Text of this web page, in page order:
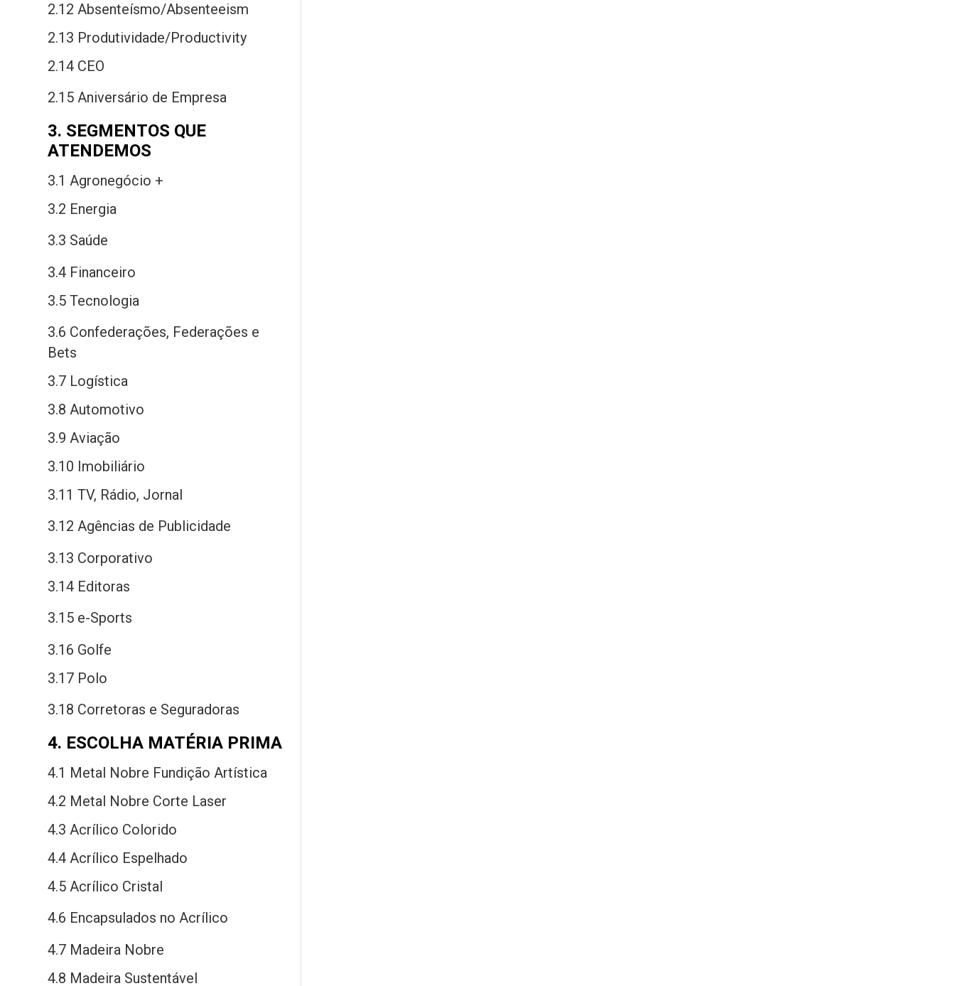
2.12 Absenteísmo/Absenteeism
2.13 Produtividade/Productivity
2.14 CEO
2.15 Aniversário de Empresa
3. SEGMENTOS QUE
ATENDEMOS
3.1 Agronegócio +
3.2 Energia
3.3 Saúde
3.4 Financeiro
3.5 Tecnologia
3.6 Confederações, Federações e
Bets
3.7 Logística
3.8 Automotivo
3.9 Aviação
3.10 Imobiliário
3.11 TV, Rádio, Jornal
3.12 Agências de Publicidade
3.13 Corporativo
3.14 Editoras
3.15 e-Sports
3.16 Golfe
3.17 Polo
3.18 Corretoras e Seguradoras
4. ESCOLHA MATÉRIA PRIMA
4.1 Metal Nobre Fundição Artística
4.2 Metal Nobre Corte Laser
4.3 Acrílico Colorido
4.4 Acrílico Espelhado
4.5 Acrílico Cristal
4.6 Encapsulados no Acrílico
4.7 Madeira Nobre
4.8 Madeira Sustentável